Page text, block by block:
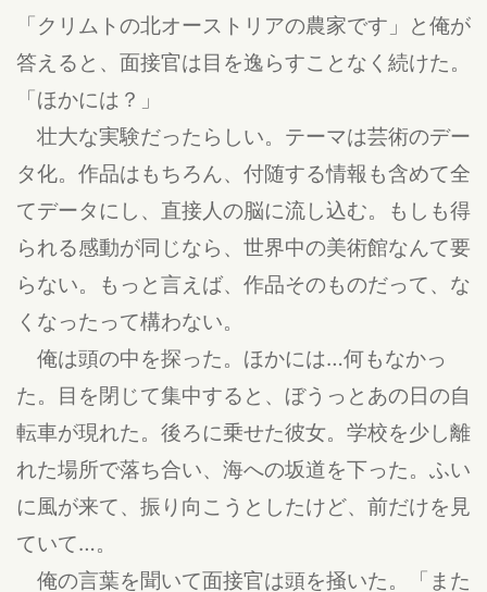
「クリムトの北オーストリアの農家です」と俺が
答えると、面接官は目を逸らすことなく続けた。
「ほかには？」
壮大な実験だったらしい。テーマは芸術のデー
タ化。作品はもちろん、付随する情報も含めて全
てデータにし、直接人の脳に流し込む。もしも得
られる感動が同じなら、世界中の美術館なんて要
らない。もっと言えば、作品そのものだって、な
くなったって構わない。
俺は頭の中を探った。ほかには…何もなかっ
た。目を閉じて集中すると、ぼうっとあの日の自
転車が現れた。後ろに乗せた彼女。学校を少し離
れた場所で落ち合い、海への坂道を下った。ふい
に風が来て、振り向こうとしたけど、前だけを見
ていて…。
俺の言葉を聞いて面接官は頭を掻いた。「また